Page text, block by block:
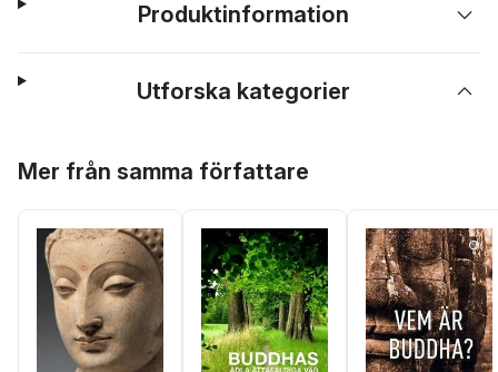
Produktinformation
Utforska kategorier
Mer från samma författare